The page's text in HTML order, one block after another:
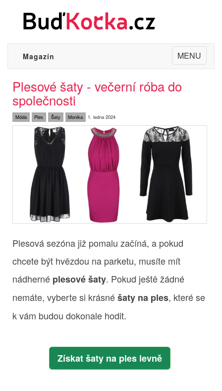
Toggle
navigation
MENU
Magazín
Plesové šaty - večerní róba do
společnosti
Móda Ples Šaty Monika 1. ledna 2024
Plesová sezóna již pomalu začíná, a pokud
chcete být hvězdou na parketu, musíte mít
nádherné plesové šaty. Pokud ještě žádné
nemáte, vyberte si krásnéšaty na ples, které se
k vám budou dokonale hodit.
Získat šaty na ples levně